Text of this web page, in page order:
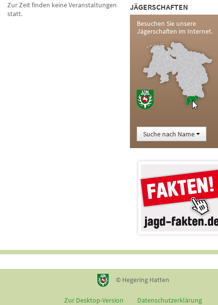
Zur Zeit finden keine Veranstaltungen
statt.
JÄGERSCHAFTEN
Besuchen Sie unsere
Jägerschaften im Internet.
Suche nach Name
© Hegering Hatten
Zur Desktop-Version Datenschutzerklärung